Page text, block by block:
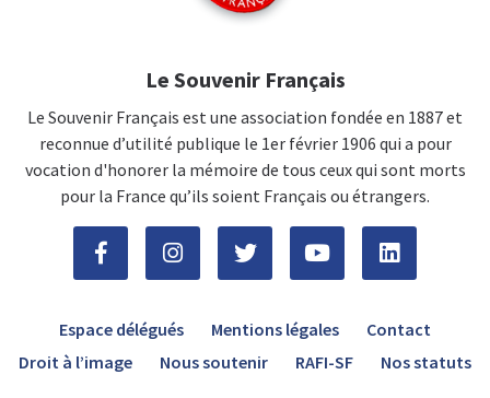
Le Souvenir Français
Le Souvenir Français est une association fondée en 1887 et
reconnue d’utilité publique le 1er février 1906 qui a pour
vocation d'honorer la mémoire de tous ceux qui sont morts
pour la France qu’ils soient Français ou étrangers.
Espace délégués Mentions légales
Contact
Droit à l’image
Nous soutenir RAFI-SF Nos statuts